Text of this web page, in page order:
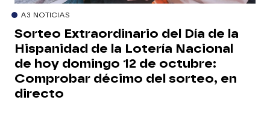
A3 NOTICIAS
Sorteo Extraordinario del Día de la
Hispanidad de la Lotería Nacional
de hoy domingo 12 de octubre:
Comprobar décimo del sorteo, en
directo